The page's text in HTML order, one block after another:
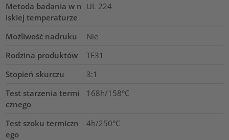
Metoda badania w n
iskiej temperaturze
UL 224
Możliwość nadruku
Nie
Rodzina produktów
TF31
Stopień skurczu
3:1
Test starzenia termi
cznego
168h/158°C
Test szoku termiczn
ego
4h/250°C